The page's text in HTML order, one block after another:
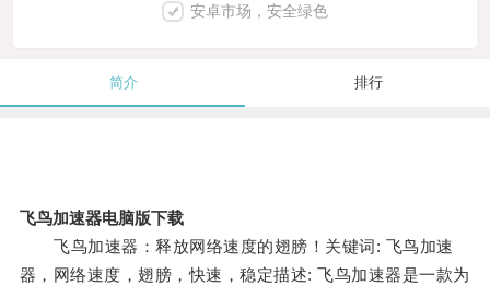
安卓市场，安全绿色
简介 排行
飞鸟加速器电脑版下载
飞鸟加速器：释放网络速度的翅膀！关键词: 飞鸟加速
器，网络速度，翅膀，快速，稳定描述: 飞鸟加速器是一款为